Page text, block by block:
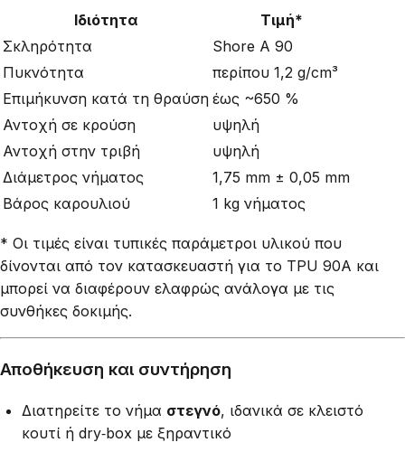
Ιδιότητα
Τιμή*
Σκληρότητα
Shore A 90
Πυκνότητα
περίπου 1,2 g/cm³
Επιμήκυνση κατά τη θραύση έως ~650 %
Αντοχή σε κρούση
υψηλή
Αντοχή στην τριβή
υψηλή
Διάμετρος νήματος
1,75 mm ± 0,05 mm
Βάρος καρουλιού
1 kg νήματος
* Οι τιμές είναι τυπικές παράμετροι υλικού που
δίνονται από τον κατασκευαστή για το TPU 90A και
μπορεί να διαφέρουν ελαφρώς ανάλογα με τις
συνθήκες δοκιμής.
Αποθήκευση και συντήρηση
Διατηρείτε το νήμα στεγνό, ιδανικά σε κλειστό
κουτί ή dry‑box με ξηραντικό